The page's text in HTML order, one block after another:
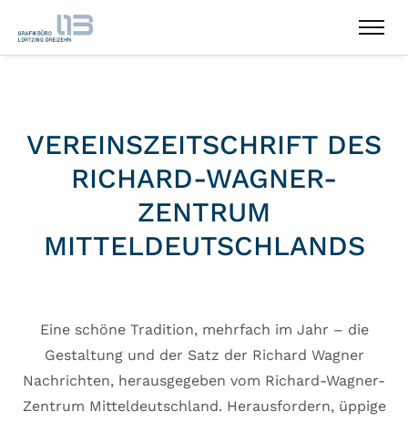
VEREINSZEITSCHRIFT DES
RICHARD-WAGNER-
ZENTRUM
MITTELDEUTSCHLANDS
Eine schöne Tradition, mehrfach im Jahr – die
Gestaltung und der Satz der Richard Wagner
Nachrichten, herausgegeben vom Richard-Wagner-
Zentrum Mitteldeutschland. Herausfordern, üppige